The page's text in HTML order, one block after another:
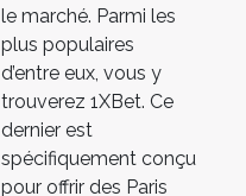
le marché. Parmi les
plus populaires
d’entre eux, vous y
trouverez 1XBet. Ce
dernier est
spécifiquement conçu
pour offrir des Paris